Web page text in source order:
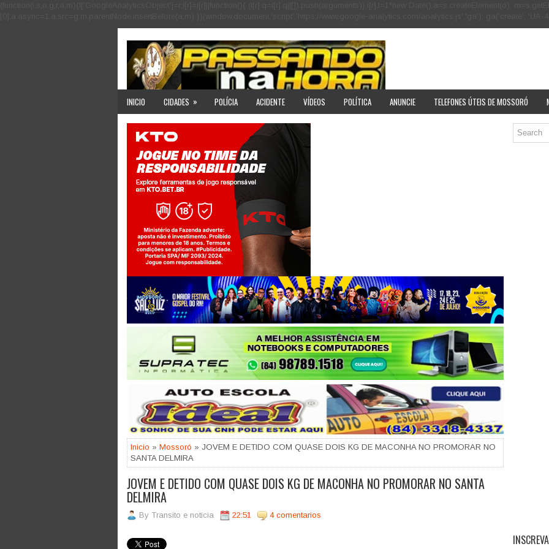
INICIO CIDADES » POLÍCIA ACIDENTE VÍDEOS POLÍTICA ANUNCIE TELEFONES ÚTEIS DE MOSSORÓ
Jogue com responsabilidade. 18+
Inicio » Mossoró » JOVEM E DETIDO COM QUASE DOIS KG DE MACONHA NO PROMORAR NO
SANTA DELMIRA
JOVEM E DETIDO COM QUASE DOIS KG DE MACONHA NO PROMORAR NO SANTA
DELMIRA
By Transito e noticia 22:51 4 comentarios